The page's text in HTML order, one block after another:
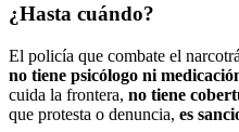
¿Hasta cuándo?
El policía que combate el
no tiene psicólogo ni
cuida la frontera, no tiene
que protesta o denuncia, es